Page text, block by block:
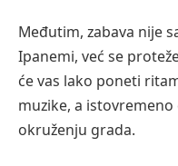
Međutim, zabava nije
Ipanemi, već se
će vas lako poneti
muzike, a
okruženju grada.